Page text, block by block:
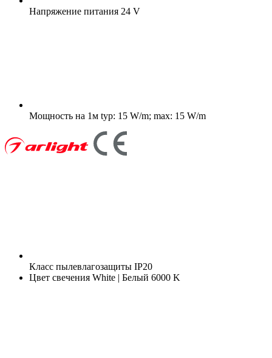
Напряжение питания 24 V
Мощность на 1м typ: 15 W/m; max: 15 W/m
Класс пылевлагозащиты IP20
Цвет свечения White | Белый 6000 K